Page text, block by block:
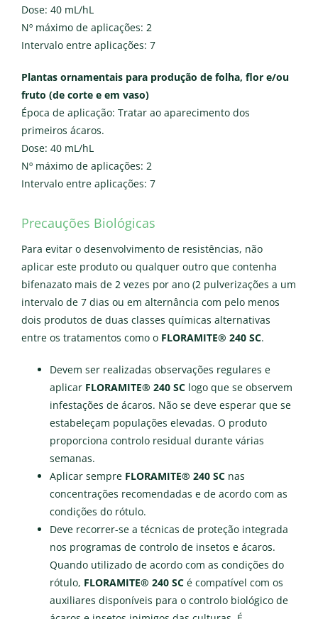
Dose: 40 mL/hL
Nº máximo de aplicações: 2
Intervalo entre aplicações: 7
Plantas ornamentais para produção de folha, flor e/ou
fruto (de corte e em vaso)
Época de aplicação: Tratar ao aparecimento dos
primeiros ácaros.
Dose: 40 mL/hL
Nº máximo de aplicações: 2
Intervalo entre aplicações: 7
Precauções Biológicas
Para evitar o desenvolvimento de resistências, não
aplicar este produto ou qualquer outro que contenha
bifenazato mais de 2 vezes por ano (2 pulverizações a um
intervalo de 7 dias ou em alternância com pelo menos
dois produtos de duas classes químicas alternativas
entre os tratamentos como o FLORAMITE® 240 SC.
Devem ser realizadas observações regulares e
aplicar FLORAMITE® 240 SClogo que se observem
infestações de ácaros. Não se deve esperar que se
estabeleçam populações elevadas. O produto
proporciona controlo residual durante várias
semanas.
Aplicar sempre FLORAMITE® 240 SCnas
concentrações recomendadas e de acordo com as
condições do rótulo.
Deve recorrer-se a técnicas de proteção integrada
nos programas de controlo de insetos e ácaros.
Quando utilizado de acordo com as condições do
rótulo, FLORAMITE® 240 SCé compatível com os
auxiliares disponíveis para o controlo biológico de